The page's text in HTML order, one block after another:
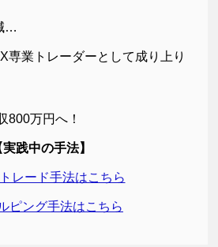
…
専業トレーダーとして成り上り
800万円へ！
実践中の手法】
レード手法はこちら
ピング手法はこちら